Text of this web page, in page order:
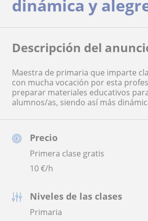
Precio
Primera clase gratis
10€/h
Niveles de las clases
Primaria
dinámica y
Descripción del
Maestra de primaria que imparte
con mucha vocación por esta
preparar materiales educativos
alumnos/as, siendo así más